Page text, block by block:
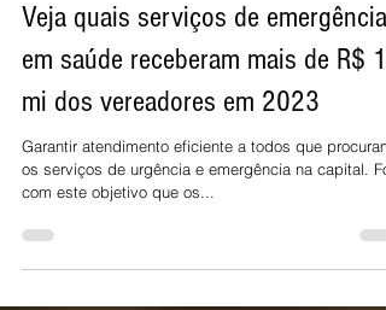
Veja quais serviços de emergência
em saúde receberam mais de R$ 12
mi dos vereadores em 2023
Garantir atendimento eficiente a todos que procuram
com este objetivo que os...